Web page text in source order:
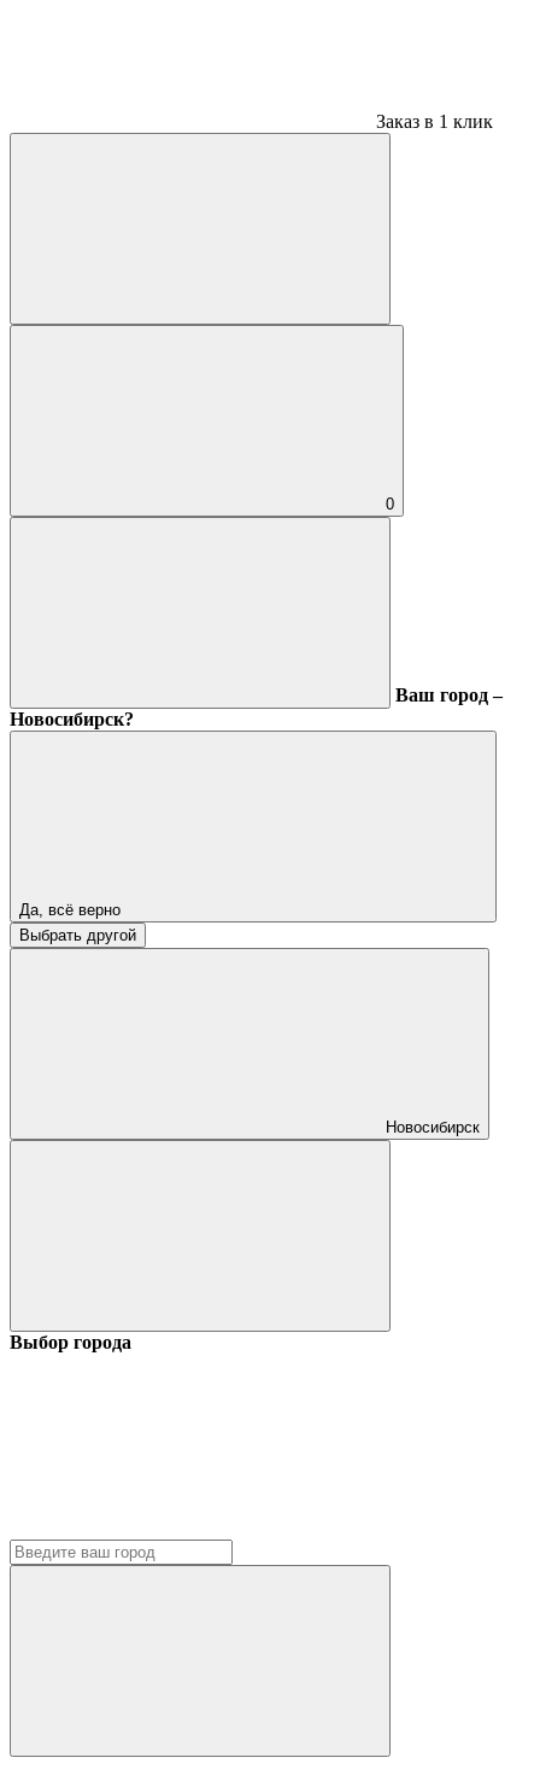
Заказ в 1 клик
0
Ваш город –
Новосибирск?
Да, всё верно
Выбрать другой
Новосибирск
Выбор города